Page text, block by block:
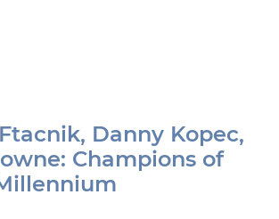
Danny Kopec,
Champions of